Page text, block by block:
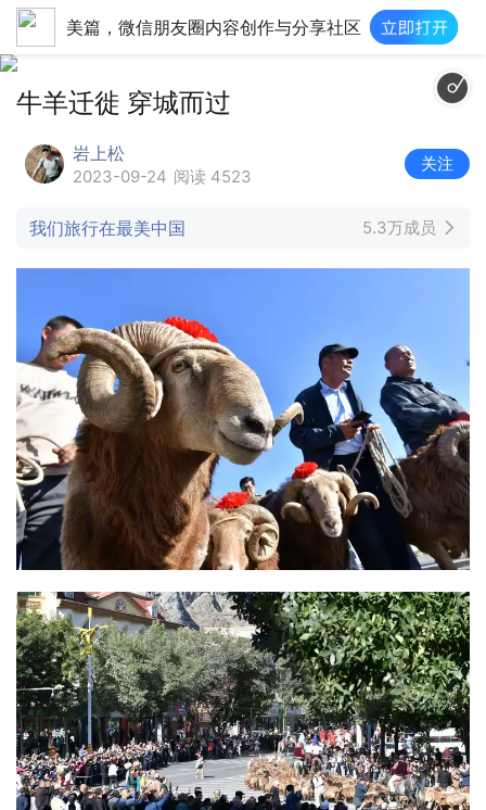
美篇，微信朋友圈内容创作与分享社区
牛羊迁徙 穿城而过
岩上松
2023-09-24 阅读 4523
关注
我们旅行在最美中国 5.3万成员